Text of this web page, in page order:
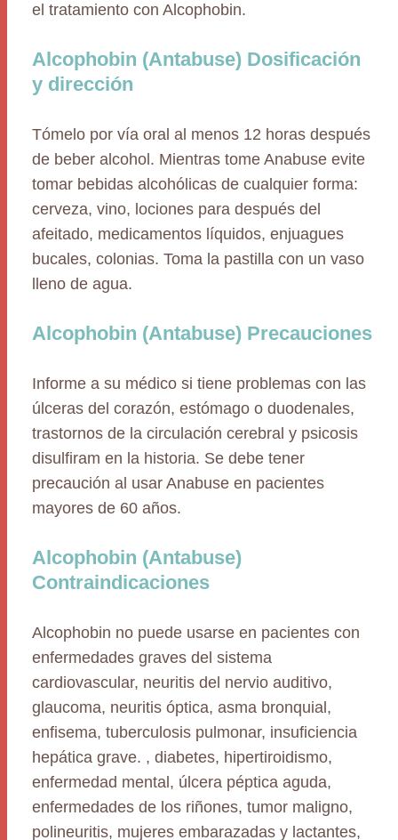
el tratamiento con Alcophobin.
Alcophobin (Antabuse) Dosificación
y dirección
Tómelo por vía oral al menos 12 horas después
de beber alcohol. Mientras tome Anabuse evite
tomar bebidas alcohólicas de cualquier forma:
cerveza, vino, lociones para después del
afeitado, medicamentos líquidos, enjuagues
bucales, colonias. Toma la pastilla con un vaso
lleno de agua.
Alcophobin (Antabuse) Precauciones
Informe a su médico si tiene problemas con las
úlceras del corazón, estómago o duodenales,
trastornos de la circulación cerebral y psicosis
disulfiram en la historia. Se debe tener
precaución al usar Anabuse en pacientes
mayores de 60 años.
Alcophobin (Antabuse)
Contraindicaciones
Alcophobin no puede usarse en pacientes con
enfermedades graves del sistema
cardiovascular, neuritis del nervio auditivo,
glaucoma, neuritis óptica, asma bronquial,
enfisema, tuberculosis pulmonar, insuficiencia
hepática grave. , diabetes, hipertiroidismo,
enfermedad mental, úlcera péptica aguda,
enfermedades de los riñones, tumor maligno,
polineuritis, mujeres embarazadas y lactantes,